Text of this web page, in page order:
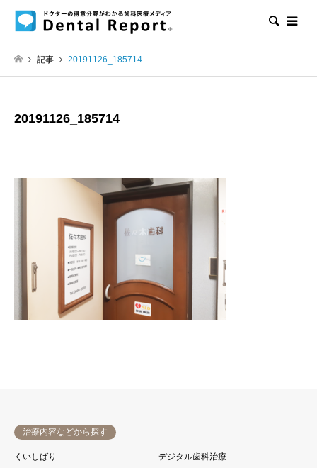
検索
記事 20191126_185714
20191126_185714
治療内容などから探す
くいしばり
デジタル歯科治療